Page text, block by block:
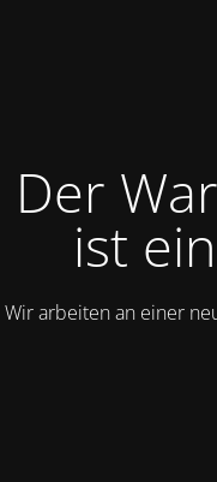
Der
ist
Wir arbeiten an einer